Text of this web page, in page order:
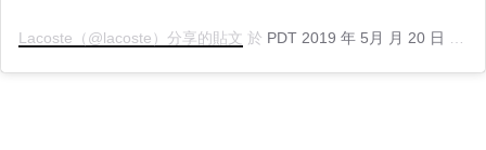
Lacoste（@lacoste）分享的貼文 於 PDT 2019 年 5月 月 20 日 上午 12:59